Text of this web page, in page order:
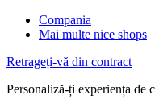
Compania
Mai multe nice shops
Retrageți-vă din contract
Personaliză-ți experiența de